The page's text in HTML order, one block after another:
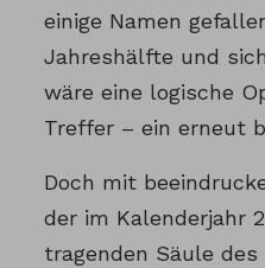
einige Namen
Jahreshälfte und
wäre eine logische
Treffer – ein erneut
Doch mit
der im Kalenderjahr
tragenden Säule